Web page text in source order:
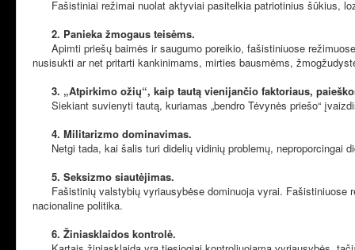
Fašistiniai režimai nuolat aktyviai pasitelkia patriotinius šūkius,
2. Panieka žmogaus teisėms.
Apimti priešų baimės ir saugumo poreikio, fašistiniuose
nusisukti ar net pritarti kankinimams, mirties bausmėms,
3. „Atpirkimo ožių“, kaip tautą vienijančio faktoriaus,
Siekiant suvienyti tautą, kuriamas „bendro Tėvynės priešo“
4. Militarizmo dominavimas.
Netgi tada, kai šalis turi didelių vidinių problemų, neproporcingai
5. Seksizmo siautėjimas.
Fašistinių valstybių vyriausybėse dominuoja vyrai. Fašistiniuose
nacionaline politika.
6. Žiniasklaidos kontrolė.